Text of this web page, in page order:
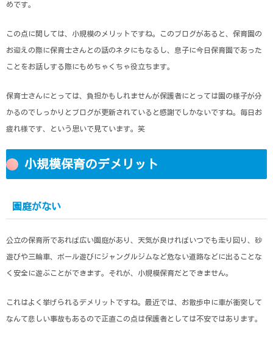
めです。
この点に関しては、小規模のメリットですね。このブログがあると、保育園の
お迎えの際に保育士さんとの話のネタにもなるし、息子に今日保育園であった
ことをお話しする際にもめちゃくちゃ役立ちます。
保育士さんにとっては、負担かもしれませんが保護者にとっては園の様子が分
かるのでしっかりとブログが更新されていると感謝でしかないですね。毎日お
疲れ様です、という思いで見ています。笑
小規模保育のデメリット
園庭がない
公立の保育所であれば広い園庭があり、天気が良ければいつでも走り回り、砂
遊びや三輪車、ボール遊びにジャングルジムなど危ない道路などに出ることな
く安全に遊ぶことができます。それが、小規模保育だとできません。
これはよく挙げられるデメリットですね。最近では、お散歩中に車が衝突して
なんて悲しい事故もあるので正直この点は保護者としては不安ではあります。